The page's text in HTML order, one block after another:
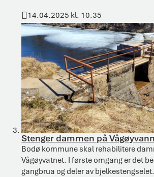
Publisert
14.04.2025 kl. 10.35
Stenger dammen på
Bodø kommune skal rehabilitere
Vågøyvatnet. I første omgang er det
gangbrua og deler av bjelkestengselet.